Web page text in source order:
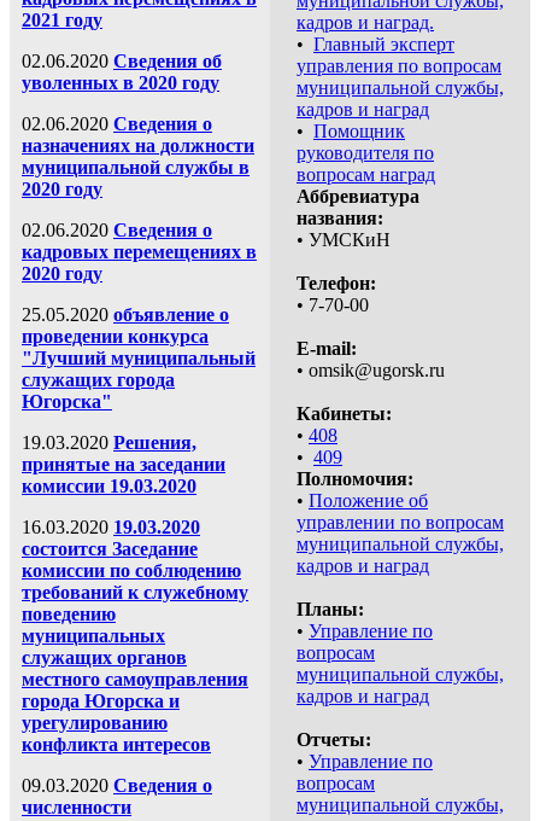
2021 году
02.06.2020 Сведения об
уволенных в 2020 году
02.06.2020 Сведения о
назначениях на должности
муниципальной службы в
2020 году
02.06.2020 Сведения о
кадровых перемещениях в
2020 году
25.05.2020 объявление о
проведении конкурса
"Лучший муниципальный
служащих города
Югорска"
19.03.2020 Решения,
принятые на заседании
комиссии 19.03.2020
16.03.2020 19.03.2020
состоится Заседание
комиссии по соблюдению
требований к служебному
поведению
муниципальных
служащих органов
местного самоуправления
города Югорска и
урегулированию
конфликта интересов
09.03.2020 Сведения о
численности
кадров и наград.
• Главный эксперт
управления по вопросам
муниципальной службы,
кадров и наград
• Помощник
руководителя по
вопросам наград
Аббревиатура
названия:
• УМСКиН
Телефон:
• 7-70-00
E-mail:
• omsik@ugorsk.ru
Кабинеты:
• 408
• 409
Полномочия:
• Положение об
управлении по вопросам
муниципальной службы,
кадров и наград
Планы:
• Управление по
вопросам
муниципальной службы,
кадров и наград
Отчеты:
• Управление по
вопросам
муниципальной службы,